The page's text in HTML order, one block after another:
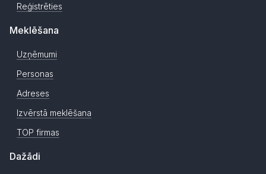
Reģistrēties
Meklēšana
Uzņēmumi
Personas
Adreses
Izvērstā meklēšana
TOP firmas
Dažādi